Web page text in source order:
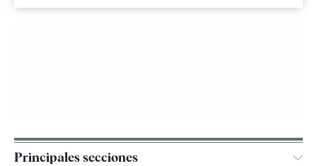
Principales secciones